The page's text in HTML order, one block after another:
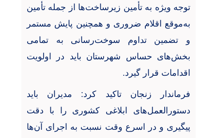
توجه ویژه به تأمین زیرساخت‌ها از جمله تأمین
به‌موقع اقلام ضروری و همچنین پایش مستمر
و تضمین تداوم سوخت‌رسانی به تمامی
بخش‌های حساس شهرستان باید در اولویت
اقدامات قرار گیرد.
فرماندار زنجان تاکید کرد: مدیران باید
دستورالعمل‌های ابلاغی کشوری را با دقت
پیگیری و در اسرع وقت نسبت به اجرای آن‌ها